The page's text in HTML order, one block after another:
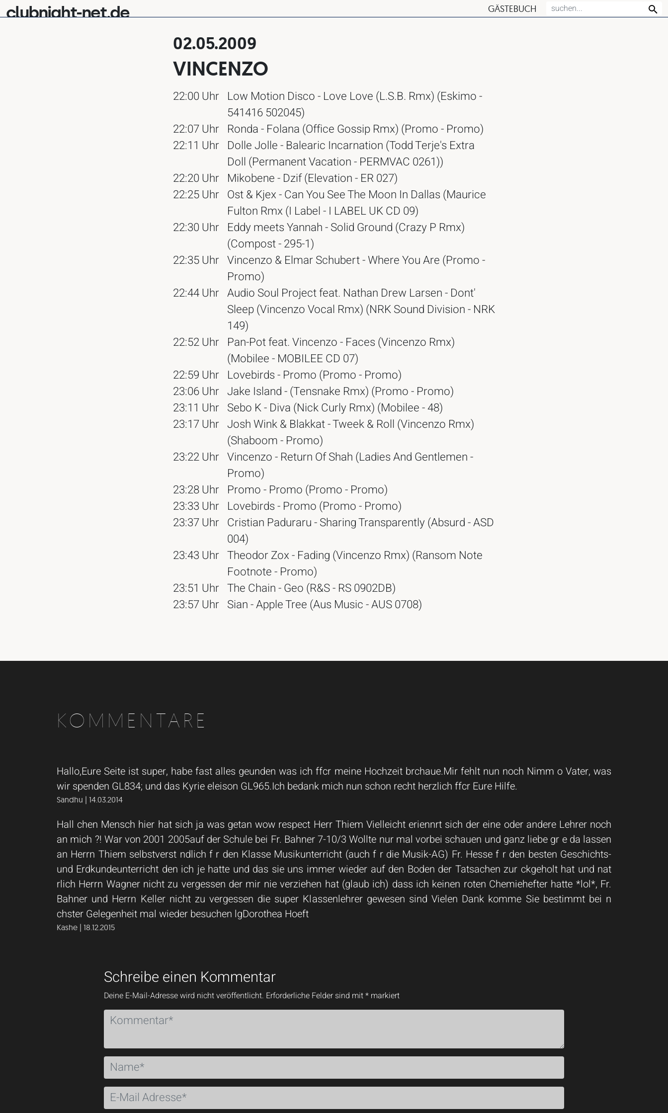
clubnight-net.de GÄSTEBUCH
02.05.2009
VINCENZO
22:00 Uhr Low Motion Disco - Love Love (L.S.B. Rmx) (Eskimo -
541416 502045)
22:07 Uhr Ronda - Folana (Office Gossip Rmx) (Promo - Promo)
22:11 Uhr Dolle Jolle - Balearic Incarnation (Todd Terje's Extra
Doll (Permanent Vacation - PERMVAC 0261))
22:20 Uhr Mikobene - Dzif (Elevation - ER 027)
22:25 Uhr Ost & Kjex - Can You See The Moon In Dallas (Maurice
Fulton Rmx (I Label - I LABEL UK CD 09)
22:30 Uhr Eddy meets Yannah - Solid Ground (Crazy P Rmx)
(Compost - 295-1)
22:35 Uhr Vincenzo & Elmar Schubert - Where You Are (Promo -
Promo)
22:44 Uhr Audio Soul Project feat. Nathan Drew Larsen - Dont'
Sleep (Vincenzo Vocal Rmx) (NRK Sound Division - NRK
149)
22:52 Uhr Pan-Pot feat. Vincenzo - Faces (Vincenzo Rmx)
(Mobilee - MOBILEE CD 07)
22:59 Uhr Lovebirds - Promo (Promo - Promo)
23:06 Uhr Jake Island - (Tensnake Rmx) (Promo - Promo)
23:11 Uhr Sebo K - Diva (Nick Curly Rmx) (Mobilee - 48)
23:17 Uhr Josh Wink & Blakkat - Tweek & Roll (Vincenzo Rmx)
(Shaboom - Promo)
23:22 Uhr Vincenzo - Return Of Shah (Ladies And Gentlemen -
Promo)
23:28 Uhr Promo - Promo (Promo - Promo)
23:33 Uhr Lovebirds - Promo (Promo - Promo)
23:37 Uhr Cristian Paduraru - Sharing Transparently (Absurd - ASD
004)
23:43 Uhr Theodor Zox - Fading (Vincenzo Rmx) (Ransom Note
Footnote - Promo)
23:51 Uhr The Chain - Geo (R&S - RS 0902DB)
23:57 Uhr Sian - Apple Tree (Aus Music - AUS 0708)
KOMMENTARE
Hallo,Eure Seite ist super, habe fast alles geunden was ich ffcr meine Hochzeit brchaue.Mir fehlt nun noch Nimm o Vater, was
wir spenden GL834; und das Kyrie eleison GL965.Ich bedank mich nun schon recht herzlich ffcr Eure Hilfe.
Sandhu | 14.03.2014
Hall chen Mensch hier hat sich ja was getan wow respect Herr Thiem Vielleicht eriennrt sich der eine oder andere Lehrer noch
an mich ?! War von 2001 2005auf der Schule bei Fr. Bahner 7-10/3 Wollte nur mal vorbei schauen und ganz liebe gr e da lassen
an Herrn Thiem selbstverst ndlich f r den Klasse Musikunterricht (auch f r die Musik-AG) Fr. Hesse f r den besten Geschichts-
und Erdkundeunterricht den ich je hatte und das sie uns immer wieder auf den Boden der Tatsachen zur ckgeholt hat und nat
rlich Herrn Wagner nicht zu vergessen der mir nie verziehen hat (glaub ich) dass ich keinen roten Chemiehefter hatte *lol*, Fr.
Bahner und Herrn Keller nicht zu vergessen die super Klassenlehrer gewesen sind Vielen Dank komme Sie bestimmt bei n
chster Gelegenheit mal wieder besuchen lgDorothea Hoeft
Kashe | 18.12.2015
Schreibe einen Kommentar
Deine E-Mail-Adresse wird nicht veröffentlicht. Erforderliche Felder sind mit* markiert